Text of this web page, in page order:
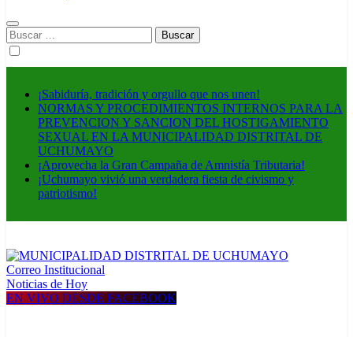
Buscar:
¡Sabiduría, tradición y orgullo que nos unen!
NORMAS Y PROCEDIMIENTOS INTERNOS PARA LA
PREVENCION Y SANCION DEL HOSTIGAMIENTO
SEXUAL EN LA MUNICIPALIDAD DISTRITAL DE
UCHUMAYO
¡Aprovecha la Gran Campaña de Amnistía Tributaria!
¡Uchumayo vivió una verdadera fiesta de civismo y
patriotismo!
MUNICIPALIDAD DISTRITAL DE UCHUMAYO
Construyendo una nueva Historia
Correo Institucional
Noticias de Hoy
EN VIVO DESDE FACEBOOK